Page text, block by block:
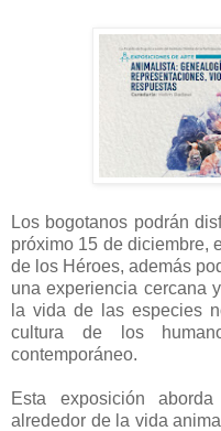
Los bogotanos podrán
próximo 15 de diciembre,
de los Héroes, además
una experiencia cercana
la vida de las especies
cultura de los
contemporáneo.
Esta exposición
alrededor de la vida